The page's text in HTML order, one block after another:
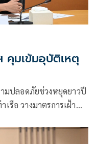
คุมเข้มอุบัติเหตุ
มปลอดภัยช่วงหยุดยาวปี
รือ วางมาตรการเฝ้า